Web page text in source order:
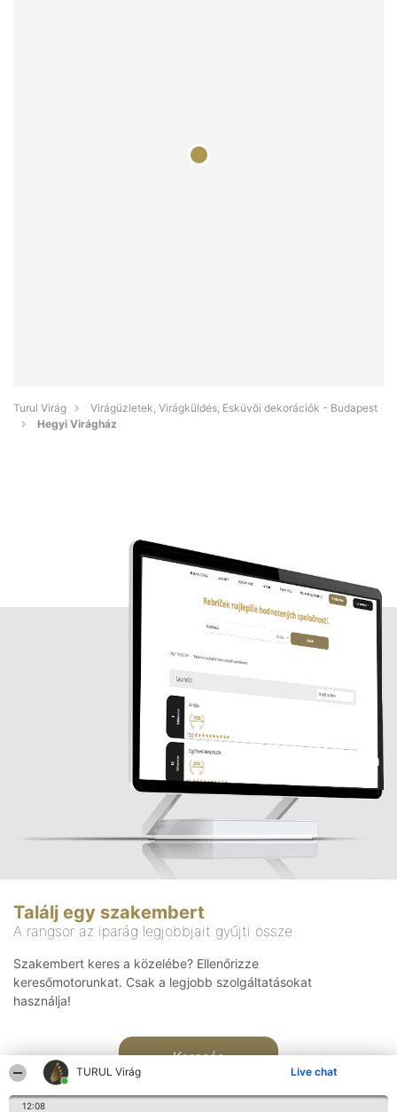
TURUL Virág Live chat
12:08
Turul Virág
Virágüzletek, Virágküldés, Esküvői dekorációk - Budapest
Hegyi Virágház
Találj egy szakembert
A rangsor az iparág legjobbjait gyűjti össze
Szakembert keres a közelébe? Ellenőrizze
keresőmotorunkat. Csak a legjobb szolgáltatásokat
használja!
Keresés